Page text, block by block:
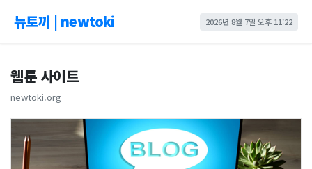
뉴토끼 | newtoki 2026년 8월 7일 오후 11:22
웹툰 사이트
newtoki.org